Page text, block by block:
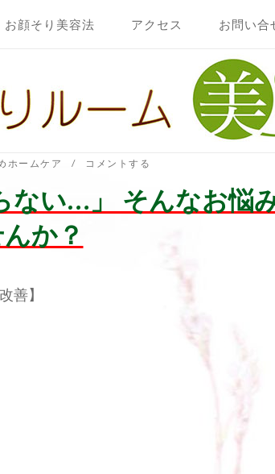
お顔そり美容法 アクセス お問い合
ホームケア コメントする
ない…」 そんなお悩
か？
善】